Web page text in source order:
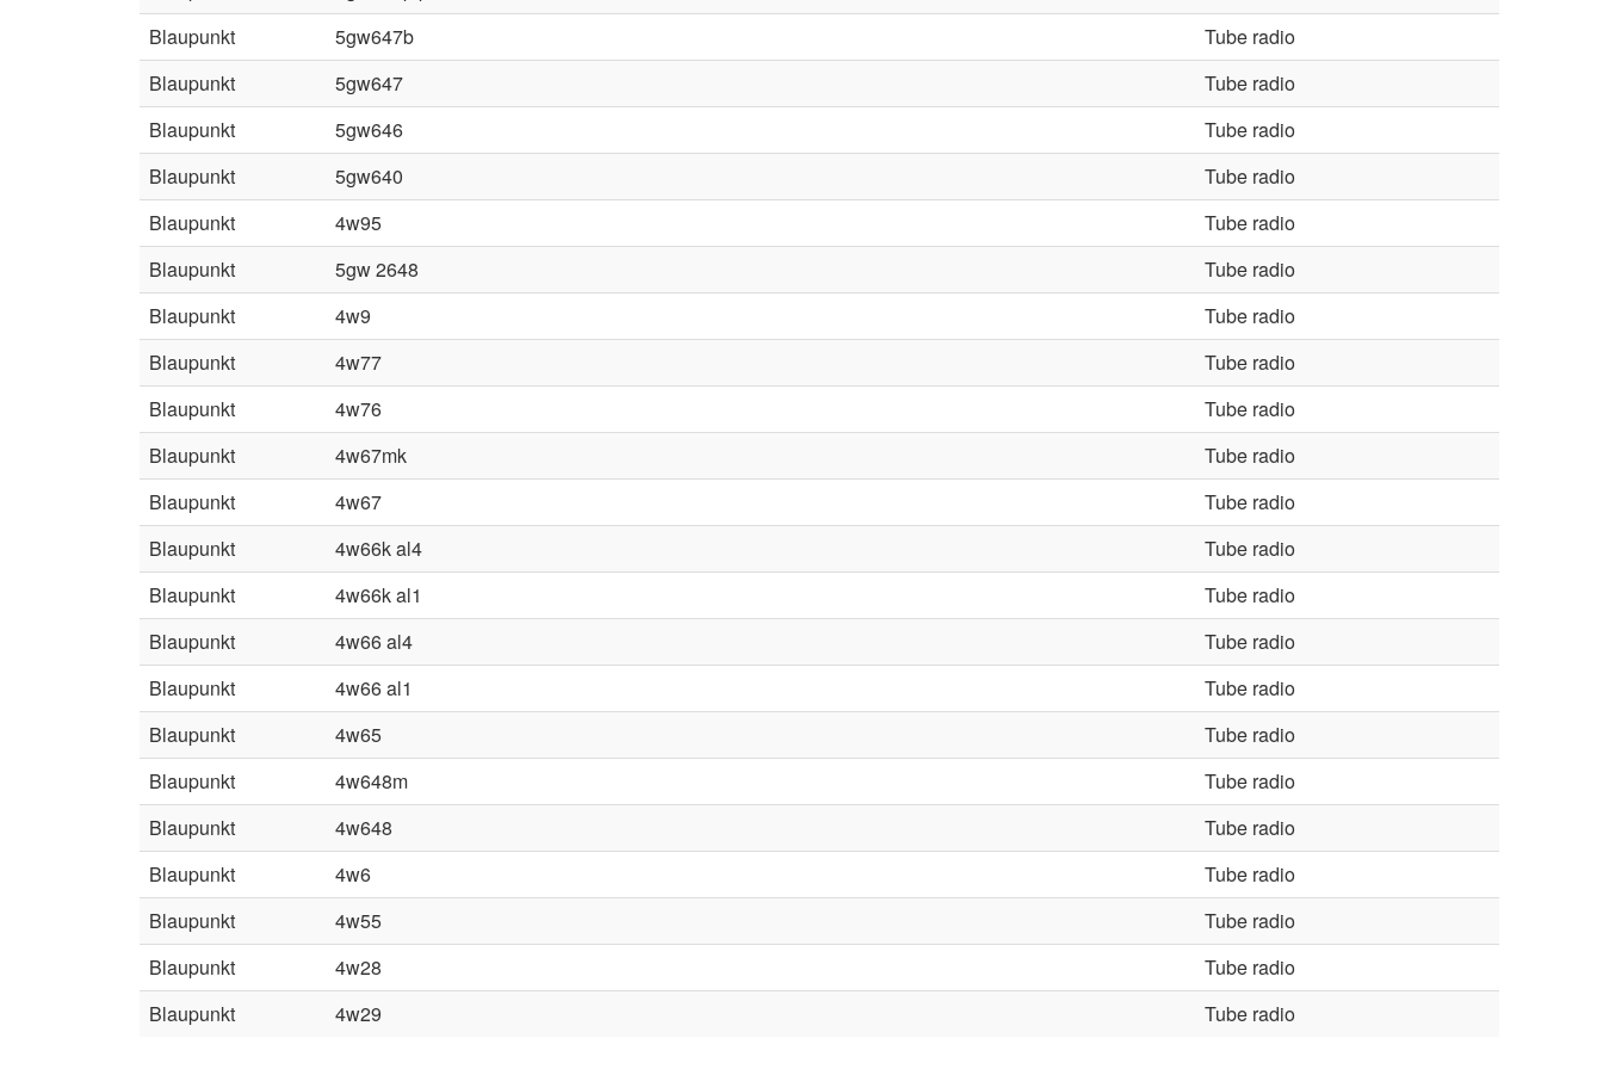
Blaupunkt
5gw647b
Tube radio
Blaupunkt
5gw647
Tube radio
Blaupunkt
5gw646
Tube radio
Blaupunkt
5gw640
Tube radio
Blaupunkt
4w95
Tube radio
Blaupunkt
5gw 2648
Tube radio
Blaupunkt
4w9
Tube radio
Blaupunkt
4w77
Tube radio
Blaupunkt
4w76
Tube radio
Blaupunkt
4w67mk
Tube radio
Blaupunkt
4w67
Tube radio
Blaupunkt
4w66k al4
Tube radio
Blaupunkt
4w66k al1
Tube radio
Blaupunkt
4w66 al4
Tube radio
Blaupunkt
4w66 al1
Tube radio
Blaupunkt
4w65
Tube radio
Blaupunkt
4w648m
Tube radio
Blaupunkt
4w648
Tube radio
Blaupunkt
4w6
Tube radio
Blaupunkt
4w55
Tube radio
Blaupunkt
4w28
Tube radio
Blaupunkt
4w29 Tube radio